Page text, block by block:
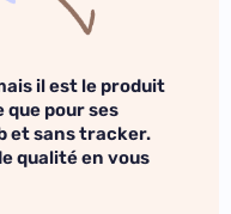
il est le produit
pour ses
et sans tracker.
qualité en vous